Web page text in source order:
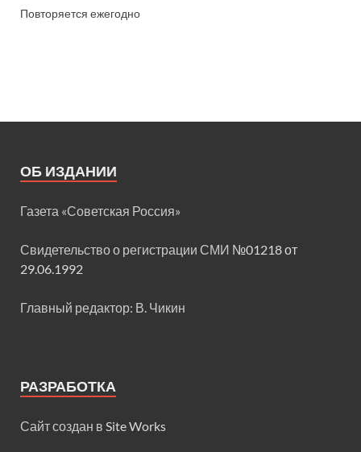
Повторяется ежегодно
ОБ ИЗДАНИИ
Газета «Советская Россия»
Свидетельство о регистрации СМИ №01218 от
29.06.1992
Главный редактор: В. Чикин
РАЗРАБОТКА
Сайт создан в Site Works